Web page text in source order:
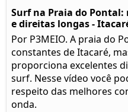
Surf na Praia do
e direitas longas -
Por P3MEIO. A praia do
constantes de Itacaré,
proporciona excelentes
surf. Nesse vídeo você
respeito das melhores
onda.